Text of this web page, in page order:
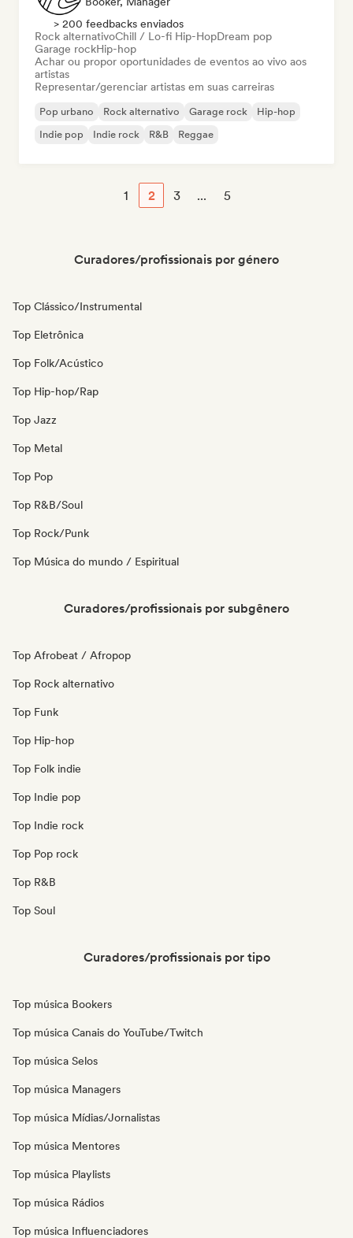
> 200 feedbacks enviados
Rock alternativoChill / Lo-fi Hip-HopDream pop
Garage rockHip-hop
Achar ou propor oportunidades de eventos ao vivo aos
artistas
Representar/gerenciar artistas em suas carreiras
Pop urbano Rock alternativo Garage rock
Hip-hop
Indie pop
Indie rock R&B Reggae
1 2 3 ... 5
Curadores/profissionais por género
Top Clássico/Instrumental
Top Eletrônica
Top Folk/Acústico
Top Hip-hop/Rap
Top Jazz
Top Metal
Top Pop
Top R&B/Soul
Top Rock/Punk
Top Música do mundo / Espiritual
Curadores/profissionais por subgênero
Top Afrobeat / Afropop
Top Rock alternativo
Top Funk
Top Hip-hop
Top Folk indie
Top Indie pop
Top Indie rock
Top Pop rock
Top R&B
Top Soul
Curadores/profissionais por tipo
Top música Bookers
Top música Canais do YouTube/Twitch
Top música Selos
Top música Managers
Top música Mídias/Jornalistas
Top música Mentores
Top música Playlists
Top música Rádios
Top música Influenciadores